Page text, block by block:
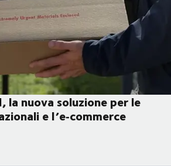
la nuova soluzione per le
e l’e‑commerce
soluzione per le spedizioni